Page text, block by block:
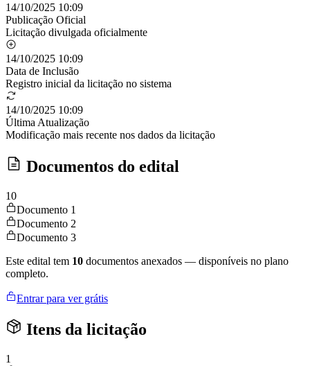
14/10/2025 10:09
Publicação Oficial
Licitação divulgada oficialmente
14/10/2025 10:09
Data de Inclusão
Registro inicial da licitação no sistema
14/10/2025 10:09
Última Atualização
Modificação mais recente nos dados da licitação
Documentos do edital
10
Documento 1
Documento 2
Documento 3
Este edital tem 10 documentos anexados — disponíveis no plano
completo.
Entrar para ver grátis
Itens da licitação
1